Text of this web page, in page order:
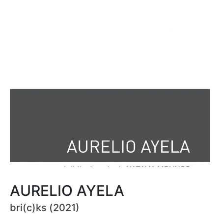
AURELIO AYELA
bri(c)ks (2021)